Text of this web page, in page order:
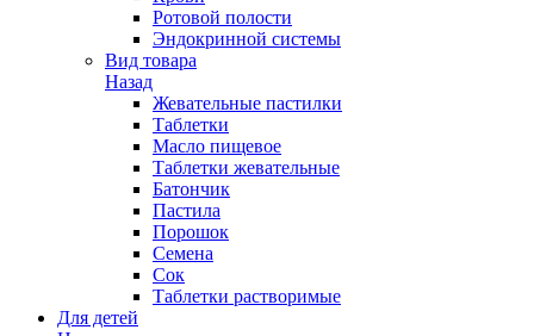
Ротовой полости
Эндокринной системы
Вид товара
Назад
Жевательные пастилки
Таблетки
Масло пищевое
Таблетки жевательные
Батончик
Пастила
Порошок
Семена
Сок
Таблетки растворимые
Для детей